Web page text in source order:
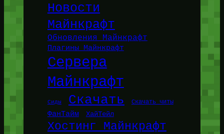
Новости
Майнкрафт
Обновления Майнкрафт
Плагины Майнкрафт
Сервера
Майнкрафт
Сиды Скачать Скачать читы
ФанТайм ХайТейл
Хостинг Майнкрафт